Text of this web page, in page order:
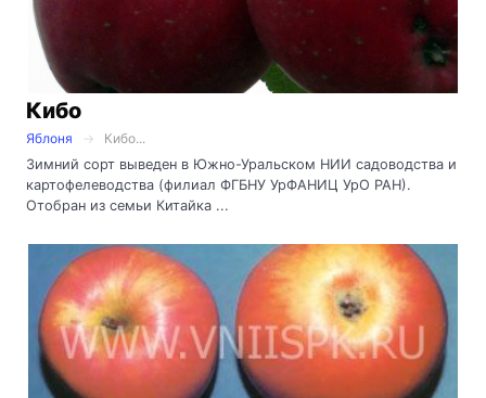
Кибо
Яблоня
Кибо...
Зимний сорт выведен в Южно-Уральском НИИ садоводства и
картофелеводства (филиал ФГБНУ УрФАНИЦ УрО РАН).
Отобран из семьи Китайка ...